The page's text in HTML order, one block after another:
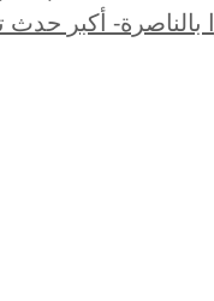
بالناصرة- أكبر